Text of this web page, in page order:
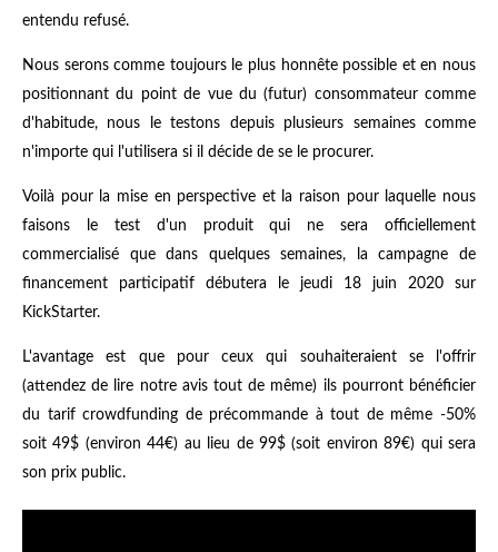
entendu refusé.
Nous serons comme toujours le plus honnête possible et en nous
positionnant du point de vue du (futur) consommateur comme
d'habitude, nous le testons depuis plusieurs semaines comme
n'importe qui l'utilisera si il décide de se le procurer.
Voilà pour la mise en perspective et la raison pour laquelle nous
faisons le test d'un produit qui ne sera officiellement
commercialisé que dans quelques semaines, la campagne de
financement participatif débutera le jeudi 18 juin 2020 sur
KickStarter.
L'avantage est que pour ceux qui souhaiteraient se l'offrir
(attendez de lire notre avis tout de même) ils pourront bénéficier
du tarif crowdfunding de précommande à tout de même -50%
soit 49$ (environ 44€) au lieu de 99$ (soit environ 89€) qui sera
son prix public.